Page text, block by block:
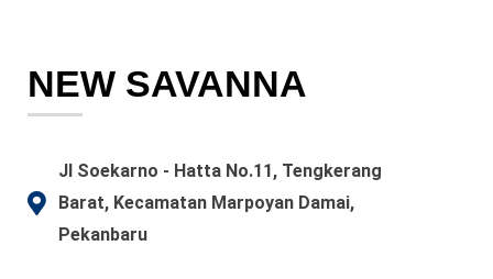
NEW SAVANNA
JI Soekarno - Hatta No.11, Tengkerang
Barat, Kecamatan Marpoyan Damai,
Pekanbaru